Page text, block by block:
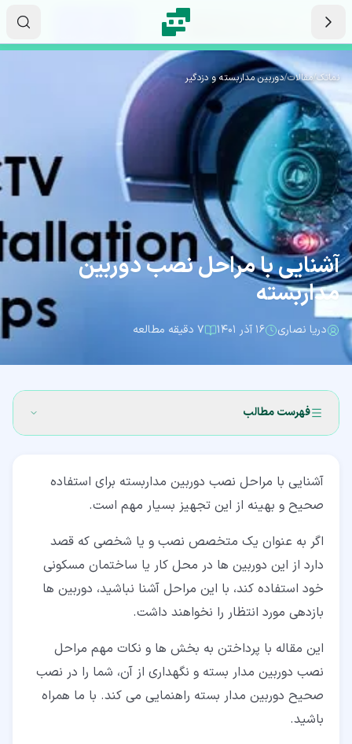
نماتک/مقالات/دوربین مداربسته و دزدگیر
آشنایی با مراحل نصب دوربین
مداربسته
دریا نصاری ۱۶ آذر ۱۴۰۱ ۷ دقیقه مطالعه
فهرست مطالب
۳‏- نکات مهم در نصب دوربین مدار بسته
آشنایی با مراحل نصب دوربین مداربسته برای استفاده
صحیح و بهینه از این تجهیز بسیار مهم است.
اگر به عنوان یک متخصص نصب و یا شخصی که قصد
دارد از این دوربین ها در محل کار یا ساختمان مسکونی
خود استفاده کند، با این مراحل آشنا نباشید، دوربین ها
بازدهی مورد انتظار را نخواهند داشت.
این مقاله با پرداختن به بخش ها و نکات مهم مراحل
نصب دوربین مدار بسته و نگهداری از آن، شما را در نصب
صحیح دوربین مدار بسته راهنمایی می کند. با ما همراه
باشید.